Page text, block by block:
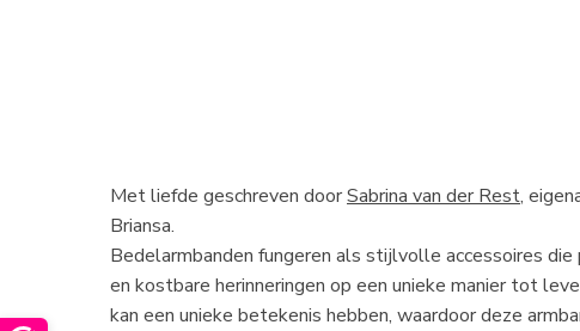
Met liefde geschreven doorSabrina van der Rest,
Briansa.
Bedelarmbanden fungeren als stijlvolle accessoires
en kostbare herinneringen op een unieke manier tot
kan een unieke betekenis hebben, waardoor deze